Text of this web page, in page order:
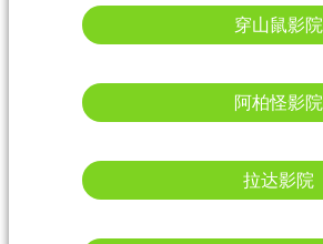
穿山鼠影院
阿柏怪影院
拉达影院